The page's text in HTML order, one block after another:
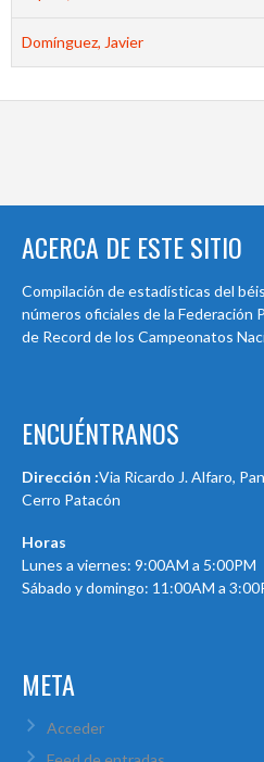
Domínguez, Javier
ACERCA DE ESTE SITIO
Compilación de estadísticas del
números oficiales de la Federación
de Record de los Campeonatos
ENCUÉNTRANOS
Dirección :Via Ricardo J. Alfaro,
Cerro Patacón
Horas
Lunes a viernes: 9:00AM a 5:00PM
Sábado y domingo: 11:00AM a
META
Acceder